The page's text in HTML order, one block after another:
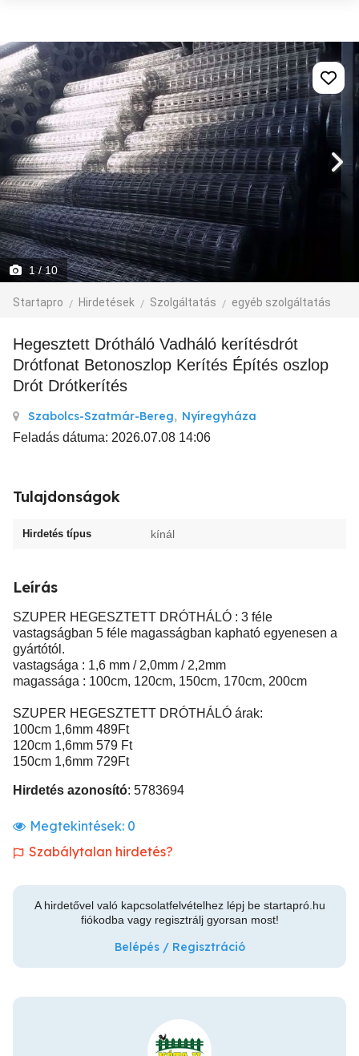
1/ 10
Startapro Hirdetések Szolgáltatás egyéb szolgáltatás
Hegesztett Drótháló Vadháló kerítésdrót
Drótfonat Betonoszlop Kerítés Építés oszlop
Drót Drótkerítés
Szabolcs-Szatmár-Bereg, Nyíregyháza
Feladás dátuma: 2026.07.08 14:06
Tulajdonságok
Hirdetés típus kínál
Leírás
SZUPER HEGESZTETT DRÓTHÁLÓ : 3 féle
vastagságban 5 féle magasságban kapható egyenesen a
gyártótól.
vastagsága : 1,6 mm / 2,0mm / 2,2mm
magassága : 100cm, 120cm, 150cm, 170cm, 200cm
SZUPER HEGESZTETT DRÓTHÁLÓ árak:
100cm 1,6mm 489Ft
120cm 1,6mm 579 Ft
150cm 1,6mm 729Ft
Hirdetés azonosító: 5783694
Megtekintések: 0
Szabálytalan hirdetés?
A hirdetővel való kapcsolatfelvételhez lépj be startapró.hu
fiókodba vagy regisztrálj gyorsan most!
Belépés / Regisztráció